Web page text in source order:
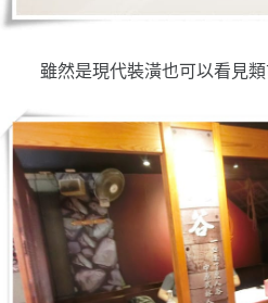
雖然是現代裝潢也可以看見